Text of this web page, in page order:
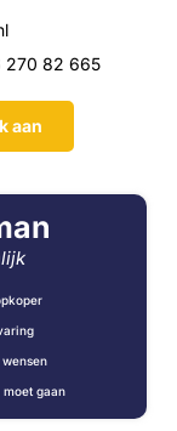
270 82 665
aan
gaan